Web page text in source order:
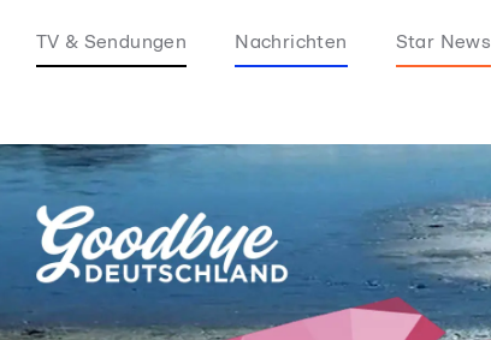
TV & Sendungen Nachrichten Star News